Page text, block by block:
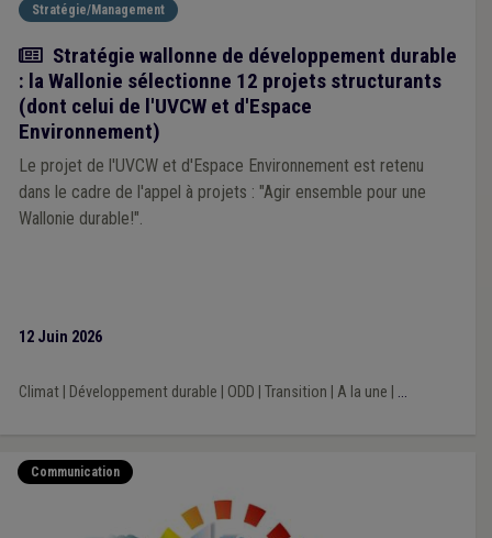
Stratégie/Management
Actualité
Stratégie wallonne de développement durable
: la Wallonie sélectionne 12 projets structurants
(dont celui de l'UVCW et d'Espace
Environnement)
Le projet de l'UVCW et d'Espace Environnement est retenu
dans le cadre de l'appel à projets : "Agir ensemble pour une
Wallonie durable!".
12 Juin 2026
Climat| Développement durable ODD Transition A la une ...
Communication